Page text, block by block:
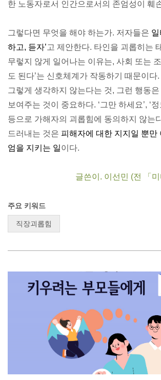
한 노동자로서 인간으로서의 존엄성이 훼
그렇다면 무엇을 해야 하는가. 저자들은 일
하고, 듣자’고 제안한다. 타인을 괴롭히는
무렇지 않게 일어나는 이유는, 사회 또는
도 된다’는 신호체계가 작동하기 때문이다
그렇게 생각하지 않는다는 것, 그런 행동
보여주는 것이 중요하다. ‘그만 하세요’, ‘
등으로 가해자의 괴롭힘에 동의하지 않는
드러내는 것은 피해자에 대한 지지일 뿐만
엄을 지키는 일이다.
글쓴이. 이선민 (전 「
주요 키워드
직장괴롭힘